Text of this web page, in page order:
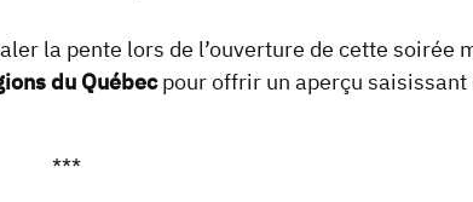
la pente lors de l’ouverture de cette soirée
du Québecpour offrir un aperçu saisissant
***